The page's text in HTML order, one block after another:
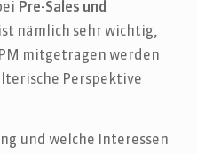
Pre-Sales und
nämlich sehr wichtig,
mitgetragen werden
Perspektive
und welche Interessen